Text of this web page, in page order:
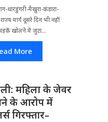
धारडुंगरी-मैखुरा-कंडारा-
मार्ग दूसरे दिन भी नहीं
खोलने में जुटा...
More
महिला के जेवर
के आरोप में
गिरफ्तार–